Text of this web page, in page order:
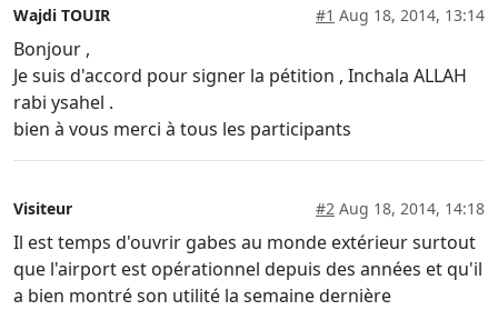
Wajdi TOUIR #1 Aug 18, 2014, 13:14
Bonjour ,
Je suis d'accord pour signer la pétition , Inchala ALLAH
rabi ysahel .
bien à vous merci à tous les participants
Visiteur #2 Aug 18, 2014, 14:18
Il est temps d'ouvrir gabes au monde extérieur surtout
que l'airport est opérationnel depuis des années et qu'il
a bien montré son utilité la semaine dernière